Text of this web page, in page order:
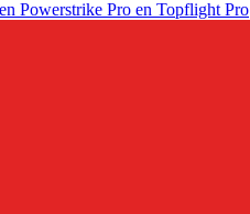
Powerstrike Pro en Topflight Pro